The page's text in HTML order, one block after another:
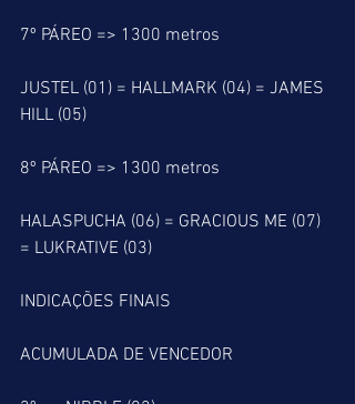
7º PÁREO => 1300 metros
JUSTEL (01) = HALLMARK (04) = JAMES
HILL (05)
8º PÁREO => 1300 metros
HALASPUCHA (06) = GRACIOUS ME (07)
= LUKRATIVE (03)
INDICAÇÕES FINAIS
ACUMULADA DE VENCEDOR